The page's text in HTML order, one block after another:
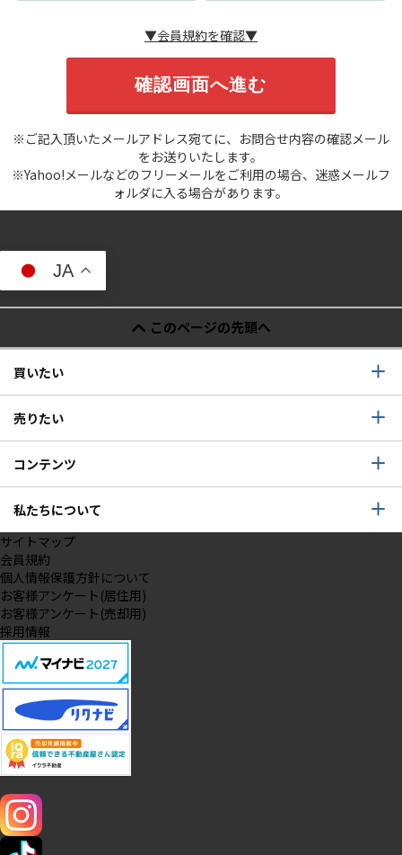
▼会員規約を確認▼
※ご記入頂いたメールアドレス宛てに、お問合せ内容の確認メール
をお送りいたします。
※Yahoo!メールなどのフリーメールをご利用の場合、迷惑メールフ
ォルダに入る場合があります。
JA
このページの先頭へ
買いたい
売りたい
コンテンツ
私たちについて
サイトマップ
会員規約
個人情報保護方針について
お客様アンケート(居住用)
お客様アンケート(売却用)
採用情報